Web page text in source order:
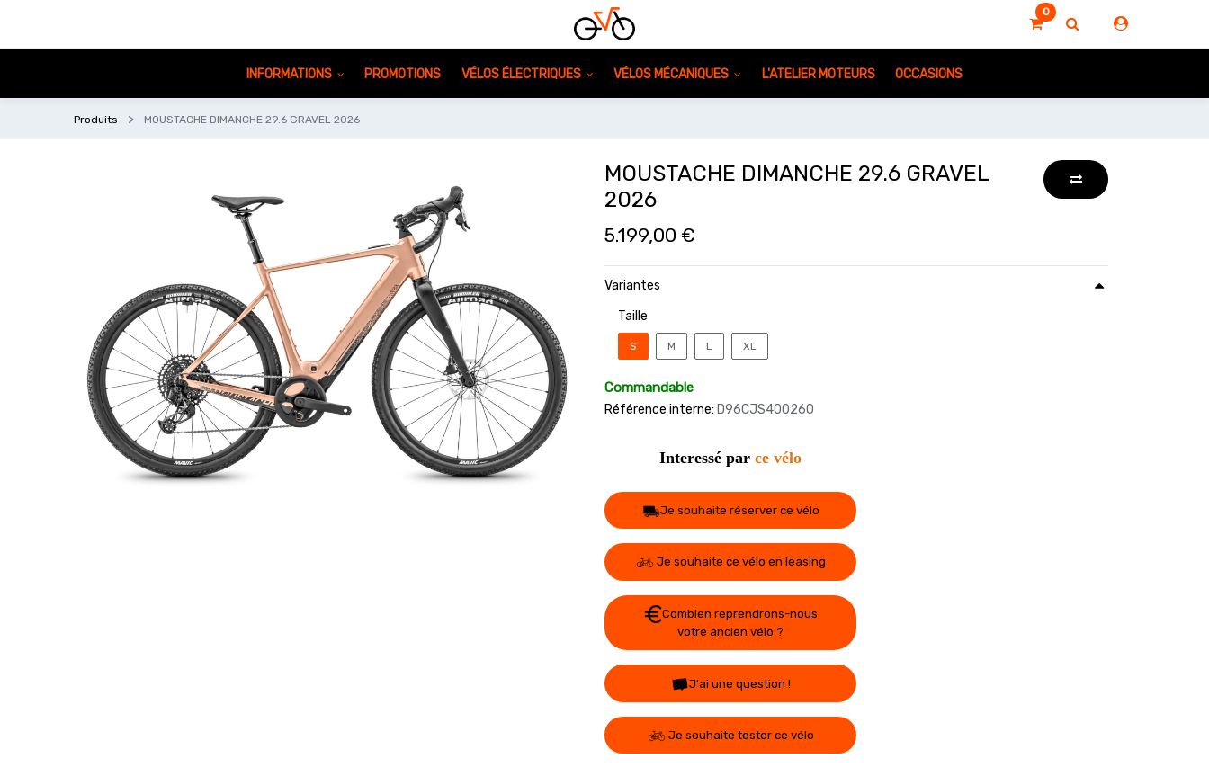
0
INFORMATIONS PROMOTIONS VÉLOS ÉLECTRIQUES VÉLOS MÉCANIQUES L'ATELIER MOTEURS OCCASIONS
Produits MOUSTACHE DIMANCHE 29.6 GRAVEL 2026
MOUSTACHE DIMANCHE 29.6 GRAVEL
2026
5.199,00 €
Variantes
Taille
S M L XL
Commandable
Référence interne: D96CJS400260
Interessé par ce vélo
Je souhaite réserver ce vélo
Je souhaite ce vélo en leasing
Combien reprendrons-nous
votre ancien vélo ?
J'ai une question !
Je souhaite tester ce vélo